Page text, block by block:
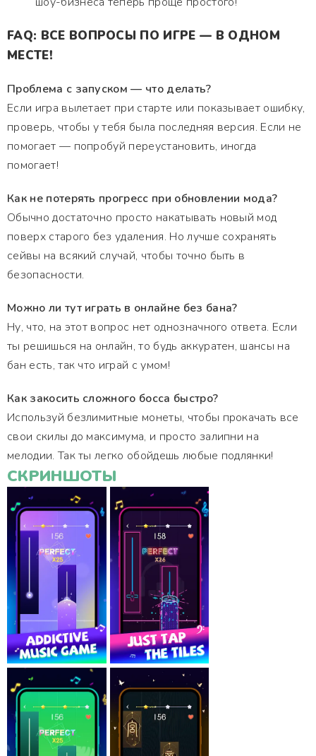
FAQ: ВСЕ ВОПРОСЫ ПО ИГРЕ — В ОДНОМ
МЕСТЕ!
Проблема с запуском — что делать?
Если игра вылетает при старте или показывает ошибку,
проверь, чтобы у тебя была последняя версия. Если не
помогает — попробуй переустановить, иногда
помогает!
Как не потерять прогресс при обновлении мода?
Обычно достаточно просто накатывать новый мод
поверх старого без удаления. Но лучше сохранять
сейвы на всякий случай, чтобы точно быть в
безопасности.
Можно ли тут играть в онлайне без бана?
Ну, что, на этот вопрос нет однозначного ответа. Если
ты решишься на онлайн, то будь аккуратен, шансы на
бан есть, так что играй с умом!
Как закосить сложного босса быстро?
Используй безлимитные монеты, чтобы прокачать все
свои скилы до максимума, и просто залипни на
мелодии. Так ты легко обойдешь любые подлянки!
СКРИНШОТЫ